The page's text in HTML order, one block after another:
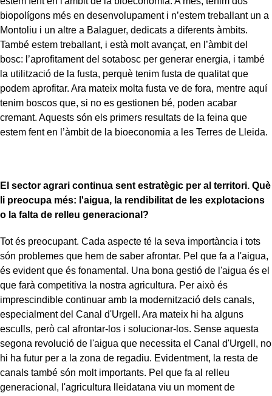
biopolígons més en desenvolupament i n’estem treballant un a
Montoliu i un altre a Balaguer, dedicats a diferents àmbits.
També estem treballant, i està molt avançat, en l’àmbit del
bosc: l’aprofitament del sotabosc per generar energia, i també
la utilització de la fusta, perquè tenim fusta de qualitat que
podem aprofitar. Ara mateix molta fusta ve de fora, mentre aquí
tenim boscos que, si no es gestionen bé, poden acabar
cremant. Aquests són els primers resultats de la feina que
estem fent en l’àmbit de la bioeconomia a les Terres de Lleida.
El sector agrari continua sent estratègic per al territori. Què
li preocupa més: l'aigua, la rendibilitat de les explotacions
o la falta de relleu generacional?
Tot és preocupant. Cada aspecte té la seva importància i tots
són problemes que hem de saber afrontar. Pel que fa a l'aigua,
és evident que és fonamental. Una bona gestió de l'aigua és el
que farà competitiva la nostra agricultura. Per això és
imprescindible continuar amb la modernització dels canals,
especialment del Canal d'Urgell. Ara mateix hi ha alguns
esculls, però cal afrontar-los i solucionar-los. Sense aquesta
segona revolució de l'aigua que necessita el Canal d'Urgell, no
hi ha futur per a la zona de regadiu. Evidentment, la resta de
canals també són molt importants. Pel que fa al relleu
generacional, l'agricultura lleidatana viu un moment de